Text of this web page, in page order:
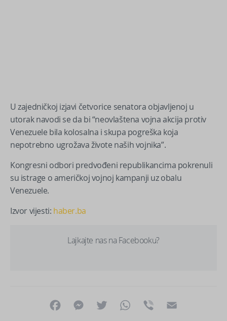
U zajedničkoj izjavi četvorice senatora objavljenoj u
utorak navodi se da bi “neovlaštena vojna akcija protiv
Venezuele bila kolosalna i skupa pogreška koja
nepotrebno ugrožava živote naših vojnika”.
Kongresni odbori predvođeni republikancima pokrenuli
su istrage o američkoj vojnoj kampanji uz obalu
Venezuele.
Izvor vijesti: haber.ba
Lajkajte nas na Facebooku?
FacebookMessenger
Twitter WhatsApp
Viber